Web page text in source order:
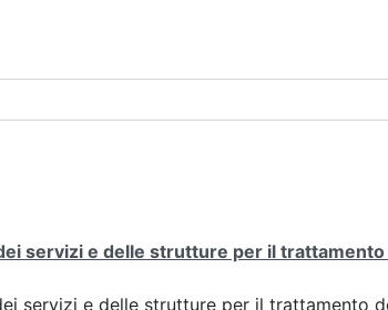
servizi e delle strutture per il
servizi e delle strutture per il trattamento